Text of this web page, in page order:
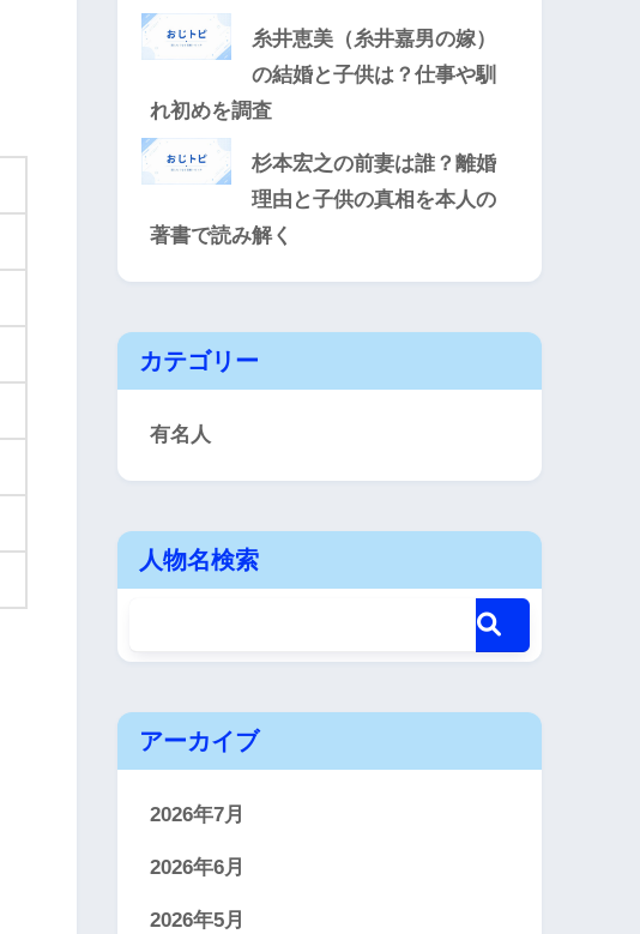
糸井恵美（糸井嘉男の嫁）
の結婚と子供は？仕事や馴
れ初めを調査
杉本宏之の前妻は誰？離婚
理由と子供の真相を本人の
著書で読み解く
カテゴリー
有名人
人物名検索
アーカイブ
2026年7月
2026年6月
2026年5月